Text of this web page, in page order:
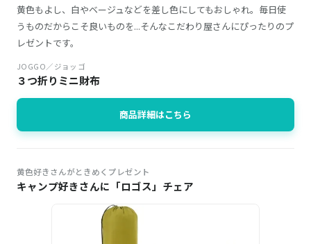
黄色もよし、白やベージュなどを差し色にしてもおしゃれ。毎日使
うものだからこそ良いものを...そんなこだわり屋さんにぴったりのプ
レゼントです。
JOGGO／ジョッゴ
３つ折りミニ財布
商品詳細はこちら
黄色好きさんがときめくプレゼント
キャンプ好きさんに「ロゴス」チェア